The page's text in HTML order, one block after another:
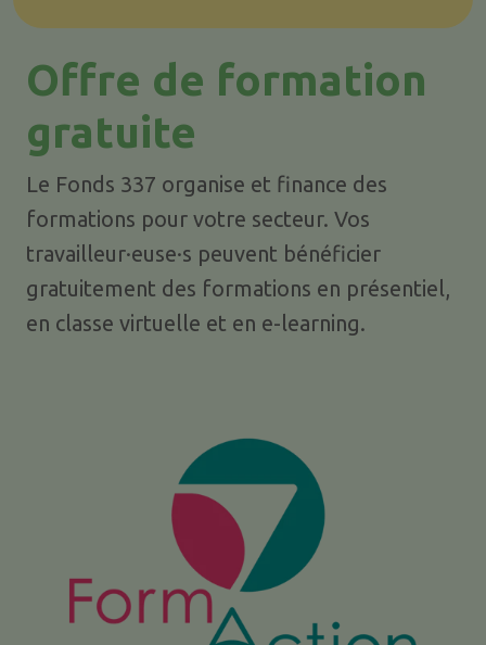
Offre de formation
gratuite
Le Fonds 337 organise et finance des
formations pour votre secteur. Vos
travailleur·euse·s peuvent bénéficier
gratuitement des formations en présentiel,
en classe virtuelle et en e-learning.